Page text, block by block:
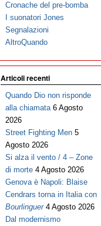
Cronache del pre-bomba
I suonatori Jones
Segnalazioni
AltroQuando
Articoli recenti
Quando Dio non risponde
alla chiamata 6 Agosto
2026
Street Fighting Men 5
Agosto 2026
Si alza il vento / 4 – Zone
di morte 4 Agosto 2026
Genova è Napoli: Blaise
Cendrars torna in Italia con
Bourlinguer 4 Agosto 2026
Dal modernismo